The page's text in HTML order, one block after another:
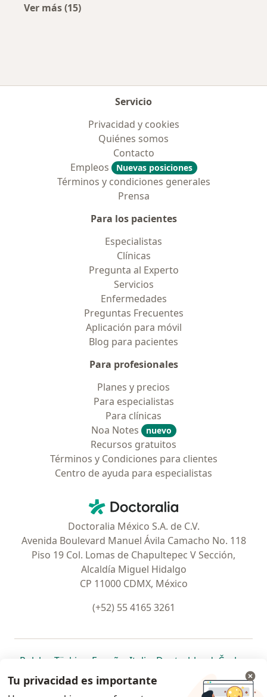
Ver más (15)
Servicio
Privacidad y cookies
Quiénes somos
Contacto
Empleos
Nuevas posiciones
Términos y condiciones generales
Prensa
Para los pacientes
Especialistas
Clínicas
Pregunta al Experto
Servicios
Enfermedades
Preguntas Frecuentes
Aplicación para móvil
Blog para pacientes
Para profesionales
Planes y precios
Para especialistas
Para clínicas
Noa Notes
nuevo
Recursos gratuitos
Términos y Condiciones para clientes
Centro de ayuda para especialistas
Doctoralia - Página de inicio
Doctoralia México S.A. de C.V.
Avenida Boulevard Manuel Ávila Camacho No. 118
Piso 19 Col. Lomas de Chapultepec V Sección,
Alcaldía Miguel Hidalgo
CP 11000 CDMX, México
(+52) 55 4165 3261
Polska se abre en una nueva pestaña
Türkiye se abre en una nueva pestaña
España se abre en una nueva pestaña
Italia se abre en una nueva
Deutschlandse abre en
Česko
Portugal
se abre en una nueva pestaña
México se abre en una nueva pestaña
Chile se abre en una nueva pestaña
Brasil se abre en una nueva
se abre en
se
se abre en una nueva
Tu privacidad es importante